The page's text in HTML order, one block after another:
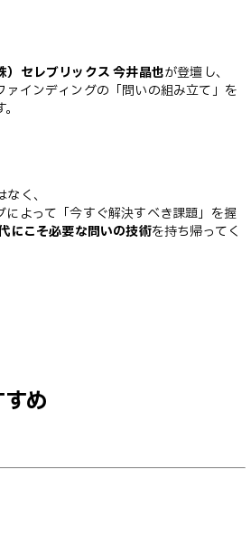
）セレブリックス 今井晶也が登壇し、
ァインディングの「問いの組み立て」を
く、
によって「今すぐ解決すべき課題」を握
にこそ必要な問いの技術を持ち帰ってく
め